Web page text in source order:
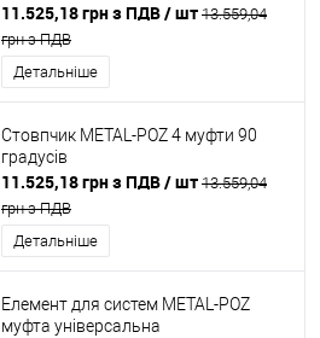
11.525,18 грн з ПДВ/ шт 13.559,04
грн з ПДВ
Детальніше
Стовпчик METAL-POZ 4 муфти 90
градусів
11.525,18 грн з ПДВ/ шт 13.559,04
грн з ПДВ
Детальніше
Елемент для систем METAL-POZ
муфта універсальна